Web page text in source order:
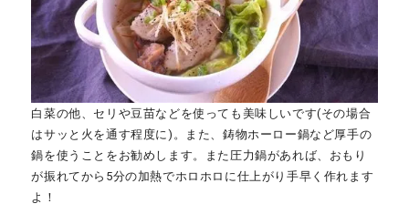
白菜の他、セリや豆苗などを使っても美味しいです(その場合
はサッと火を通す程度に)。また、鋳物ホーロー鍋など厚手の
鍋を使うことをお勧めします。また圧力鍋があれば、おもり
が振れてから5分の加熱でホロホロに仕上がり手早く作れます
よ！